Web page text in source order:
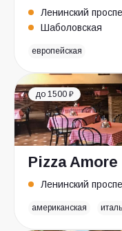
Ленинский
Шаболовская
европейская
до 1500 ₽
Pizza Amore
Ленинский
американская